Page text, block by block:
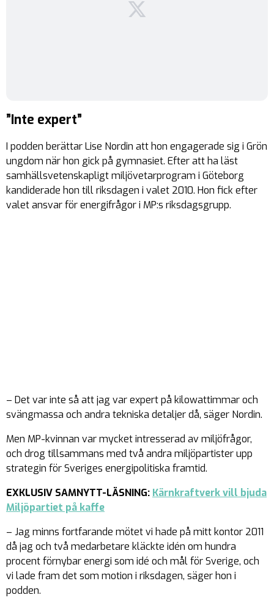
”Inte expert”
I podden berättar Lise Nordin att hon engagerade sig i Grön
ungdom när hon gick på gymnasiet. Efter att ha läst
samhällsvetenskapligt miljövetarprogram i Göteborg
kandiderade hon till riksdagen i valet 2010. Hon fick efter
valet ansvar för energifrågor i MP:s riksdagsgrupp.
– Det var inte så att jag var expert på kilowattimmar och
svängmassa och andra tekniska detaljer då, säger Nordin.
Men MP-kvinnan var mycket intresserad av miljöfrågor,
och drog tillsammans med två andra miljöpartister upp
strategin för Sveriges energipolitiska framtid.
EXKLUSIV SAMNYTT-LÄSNING: Kärnkraftverk vill bjuda
Miljöpartiet på kaffe
– Jag minns fortfarande mötet vi hade på mitt kontor 2011
då jag och två medarbetare kläckte idén om hundra
procent förnybar energi som idé och mål för Sverige, och
vi lade fram det som motion i riksdagen, säger hon i
podden.